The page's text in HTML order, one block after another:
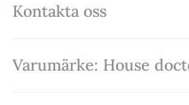
Kontakta oss
Varumärke: House